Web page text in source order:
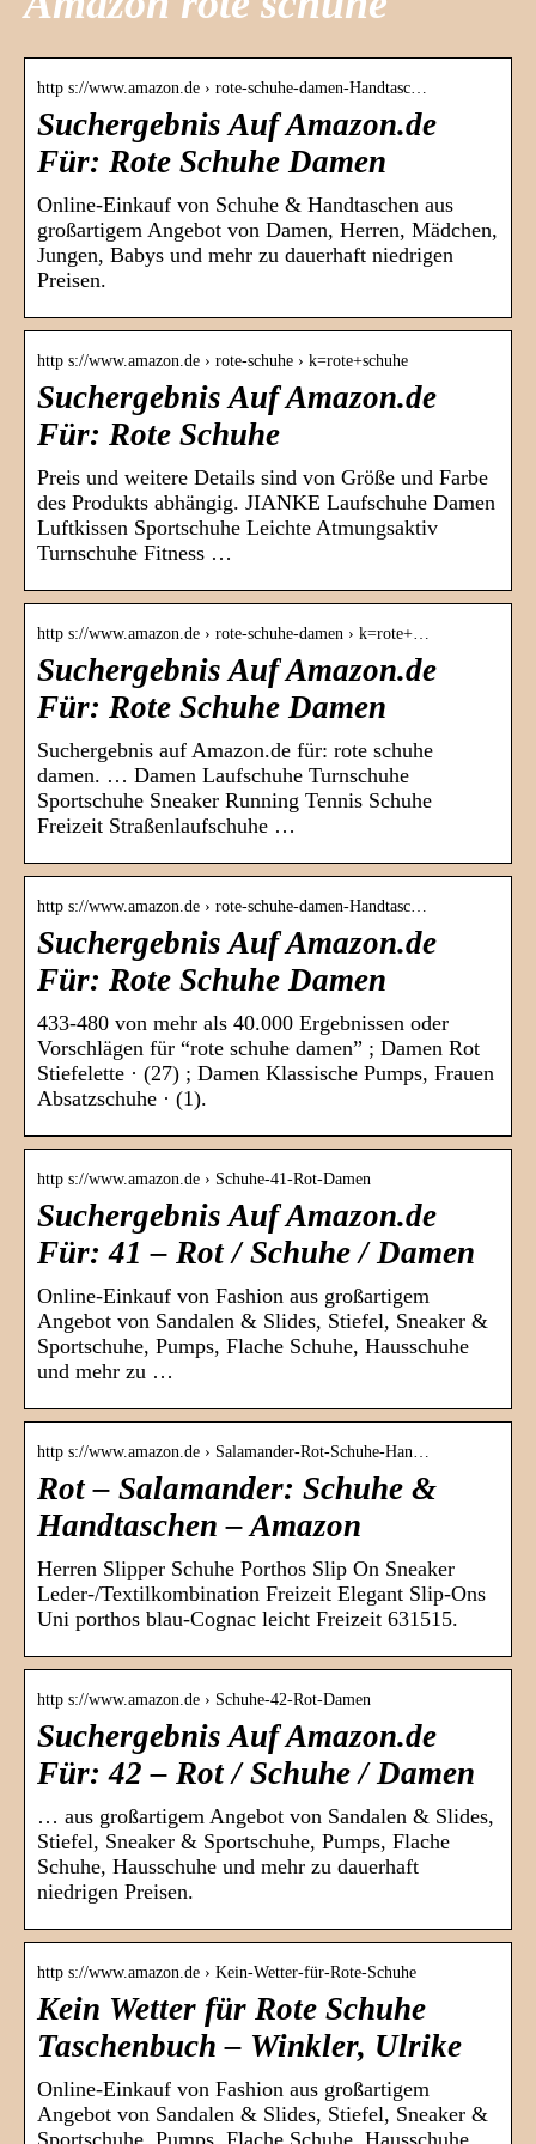
http s://www.amazon.de › rote-schuhe-damen-Handtasc…
Suchergebnis Auf Amazon.de
Für: Rote Schuhe Damen
Online-Einkauf von Schuhe & Handtaschen aus
großartigem Angebot von Damen, Herren, Mädchen,
Jungen, Babys und mehr zu dauerhaft niedrigen
Preisen.
http s://www.amazon.de › rote-schuhe › k=rote+schuhe
Suchergebnis Auf Amazon.de
Für: Rote Schuhe
Preis und weitere Details sind von Größe und Farbe
des Produkts abhängig. JIANKE Laufschuhe Damen
Luftkissen Sportschuhe Leichte Atmungsaktiv
Turnschuhe Fitness …
http s://www.amazon.de › rote-schuhe-damen › k=rote+…
Suchergebnis Auf Amazon.de
Für: Rote Schuhe Damen
Suchergebnis auf Amazon.de für: rote schuhe
damen. … Damen Laufschuhe Turnschuhe
Sportschuhe Sneaker Running Tennis Schuhe
Freizeit Straßenlaufschuhe …
http s://www.amazon.de › rote-schuhe-damen-Handtasc…
Suchergebnis Auf Amazon.de
Für: Rote Schuhe Damen
433-480 von mehr als 40.000 Ergebnissen oder
Vorschlägen für “rote schuhe damen” ; Damen Rot
Stiefelette · (27) ; Damen Klassische Pumps, Frauen
Absatzschuhe · (1).
http s://www.amazon.de › Schuhe-41-Rot-Damen
Suchergebnis Auf Amazon.de
Für: 41 – Rot / Schuhe / Damen
Online-Einkauf von Fashion aus großartigem
Angebot von Sandalen & Slides, Stiefel, Sneaker &
Sportschuhe, Pumps, Flache Schuhe, Hausschuhe
und mehr zu …
http s://www.amazon.de › Salamander-Rot-Schuhe-Han…
Rot – Salamander: Schuhe &
Handtaschen – Amazon
Herren Slipper Schuhe Porthos Slip On Sneaker
Leder-/Textilkombination Freizeit Elegant Slip-Ons
Uni porthos blau-Cognac leicht Freizeit 631515.
http s://www.amazon.de › Schuhe-42-Rot-Damen
Suchergebnis Auf Amazon.de
Für: 42 – Rot / Schuhe / Damen
… aus großartigem Angebot von Sandalen & Slides,
Stiefel, Sneaker & Sportschuhe, Pumps, Flache
Schuhe, Hausschuhe und mehr zu dauerhaft
niedrigen Preisen.
http s://www.amazon.de › Kein-Wetter-für-Rote-Schuhe
Kein Wetter für Rote Schuhe
Taschenbuch – Winkler, Ulrike
Online-Einkauf von Fashion aus großartigem
Angebot von Sandalen & Slides, Stiefel, Sneaker &